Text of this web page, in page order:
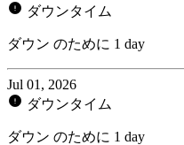
ダウンタイム
ダウン のために 1 day
Jul 01, 2026
ダウンタイム
ダウン のために 1 day